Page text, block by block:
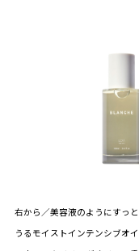
右から／美容液のようにすっ
うるモイストインテンシブオ